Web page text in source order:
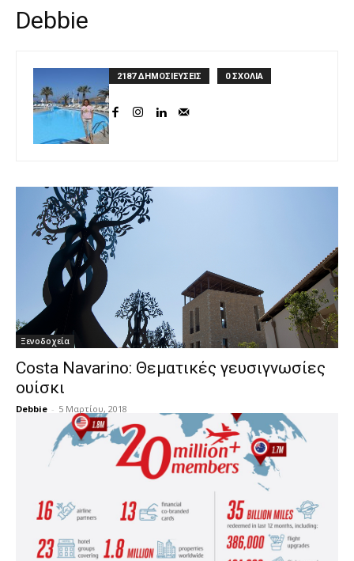
Debbie
2187 ΔΗΜΟΣΙΕΥΣΕΙΣ 0 ΣΧΟΛΙΑ
Ξενοδοχεία
Costa Navarino: Θεματικές γευσιγνωσίες
ουίσκι
Debbie - 5 Μαρτίου, 2018